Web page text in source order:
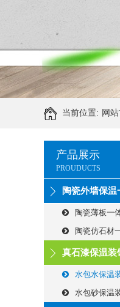
当前位置: 网
产品展示
PROUDUCTS
陶瓷外墙保温
陶瓷薄板一
陶瓷仿石材
真石漆保温装
水包水保温
水包砂保温